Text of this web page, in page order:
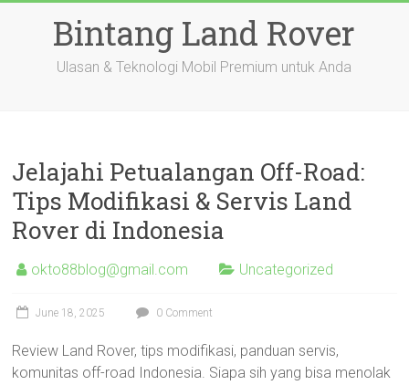
Bintang Land Rover
Ulasan & Teknologi Mobil Premium untuk Anda
Jelajahi Petualangan Off-Road:
Tips Modifikasi & Servis Land
Rover di Indonesia
okto88blog@gmail.com Uncategorized
June 18, 2025 0 Comment
Review Land Rover, tips modifikasi, panduan servis,
komunitas off-road Indonesia. Siapa sih yang bisa menolak